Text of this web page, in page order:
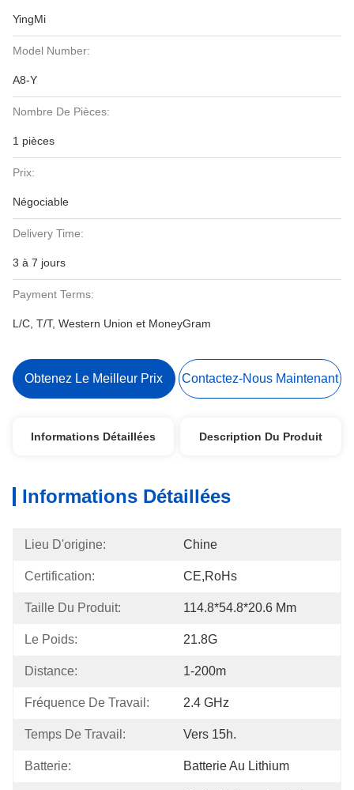
YingMi
Model Number:
A8-Y
Nombre De Pièces:
1 pièces
Prix:
Négociable
Delivery Time:
3 à 7 jours
Payment Terms:
L/C, T/T, Western Union et MoneyGram
Obtenez Le Meilleur Prix Contactez-Nous Maintenant
Informations Détaillées Description Du Produit
Informations Détaillées
Lieu D'origine: Chine
Certification: CE,RoHs
Taille Du Produit: 114.8*54.8*20.6 Mm
Le Poids: 21.8G
Distance: 1-200m
Fréquence De Travail: 2.4 GHz
Temps De Travail: Vers 15h.
Batterie: Batterie Au Lithium